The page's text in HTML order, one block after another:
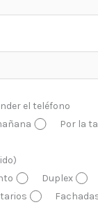
el teléfono
Por la
Duplex